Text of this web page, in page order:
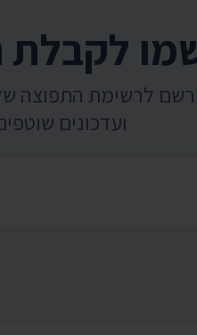
לקבלת
לרשימת התפוצה
ועדכונים